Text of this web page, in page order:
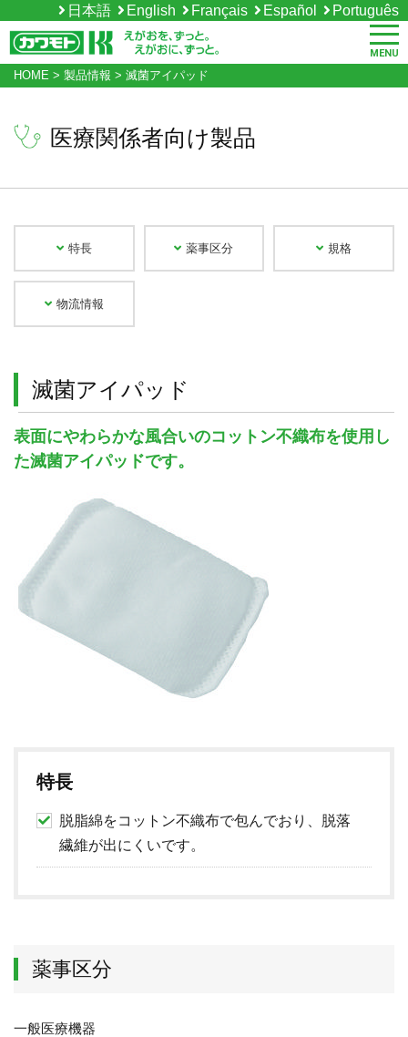
日本語 English Français Español Português
MENU
HOME > 製品情報 > 滅菌アイパッド
医療関係者向け製品
特長 薬事区分 規格
物流情報
滅菌アイパッド
表面にやわらかな風合いのコットン不織布を使用し
た滅菌アイパッドです。
特長
脱脂綿をコットン不織布で包んでおり、脱落
繊維が出にくいです。
薬事区分
一般医療機器
現在、受付時間を一部短縮しております。
ご了承ください。